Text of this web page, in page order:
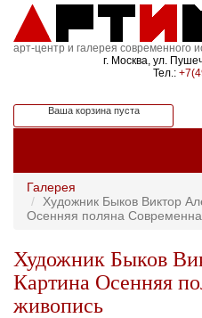
арт-центр и галерея современного
г. Москва, ул.
Тел.:
Ваша корзина пуста
Галерея
Художник Быков Виктор
Осенняя поляна
Художник Быков
Картина Осенняя
живопись